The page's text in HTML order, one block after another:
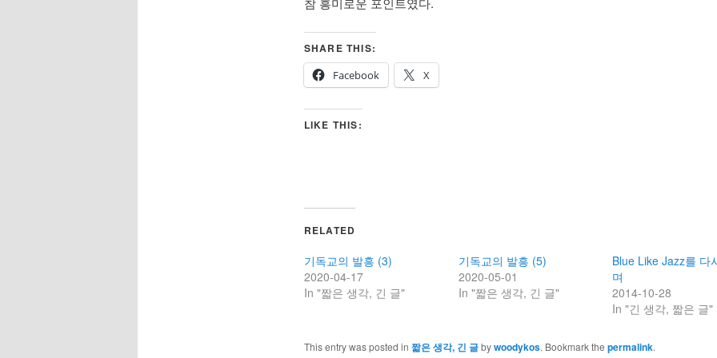
SHARE THIS:
Facebook
X
LIKE THIS:
RELATED
기독교의 발흥 (3)
2020-04-17
In "짧은 생각, 긴 글"
기독교의 발흥 (5)
2020-05-01
In "짧은 생각, 긴 글"
Blue Like Jazz를 다
며
2014-10-28
In "긴 생각, 짧은 글"
This entry was posted in 짧은 생각, 긴 글bywoodykos. Bookmark the permalink.